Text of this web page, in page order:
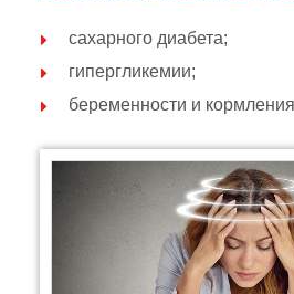
сахарного диабета;
гипергликемии;
беременности и